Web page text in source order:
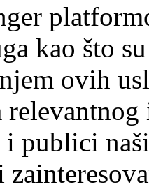
kao što
ovih
publici